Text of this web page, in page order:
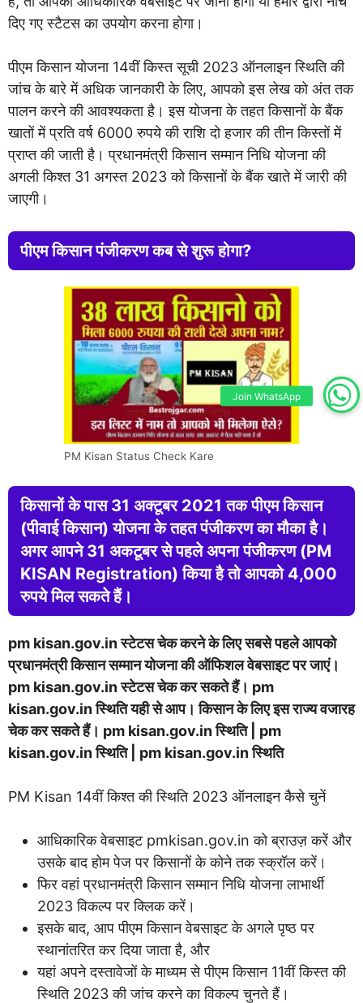
दिए गए स्टैटस का उपयोग करना होगा।
पीएम किसान योजना 14वीं किस्त सूची 2023 ऑनलाइन स्थिति की
जांच के बारे में अधिक जानकारी के लिए, आपको इस लेख को अंत तक
पालन करने की आवश्यकता है। इस योजना के तहत किसानों के बैंक
खातों में प्रति वर्ष 6000 रुपये की राशि दो हजार की तीन किस्तों में
प्राप्त की जाती है। प्रधानमंत्री किसान सम्मान निधि योजना की
अगली किश्त 31 अगस्त 2023 को किसानों के बैंक खाते में जारी की
जाएगी।
पीएम किसान पंजीकरण कब से शुरू होगा?
PM Kisan Status Check Kare
किसानों के पास 31 अक्टूबर 2021 तक पीएम किसान
(पीवाई किसान) योजना के तहत पंजीकरण का मौका है।
अगर आपने 31 अकटूबर से पहले अपना पंजीकरण (PM
KISAN Registration) किया है तो आपको 4,000
रुपये मिल सकते हैं।
pm kisan.gov.in स्टेटस चेक करने के लिए सबसे पहले आपको
प्रधानमंत्री किसान सम्मान योजना की ऑफिशल वेबसाइट पर जाएं।
pm kisan.gov.in स्टेटस चेक कर सकते हैं। pm
kisan.gov.in स्थिति यही से आप। किसान के लिए इस राज्य वजारह
चेक कर सकते हैं। pm kisan.gov.in स्थिति | pm
kisan.gov.in स्थिति | pm kisan.gov.in स्थिति
PM Kisan 14वीं किश्त की स्थिति 2023 ऑनलाइन कैसे चुनें
आधिकारिक वेबसाइट pmkisan.gov.in को ब्राउज़ करें और
उसके बाद होम पेज पर किसानों के कोने तक स्क्रॉल करें।
फिर वहां प्रधानमंत्री किसान सम्मान निधि योजना लाभार्थी
2023 विकल्प पर क्लिक करें।
इसके बाद, आप पीएम किसान वेबसाइट के अगले पृष्ठ पर
स्थानांतरित कर दिया जाता है, और
यहां अपने दस्तावेजों के माध्यम से पीएम किसान 11वीं किस्त की
स्थिति 2023 की जांच करने का विकल्प चुनते हैं।
Join WhatsApp